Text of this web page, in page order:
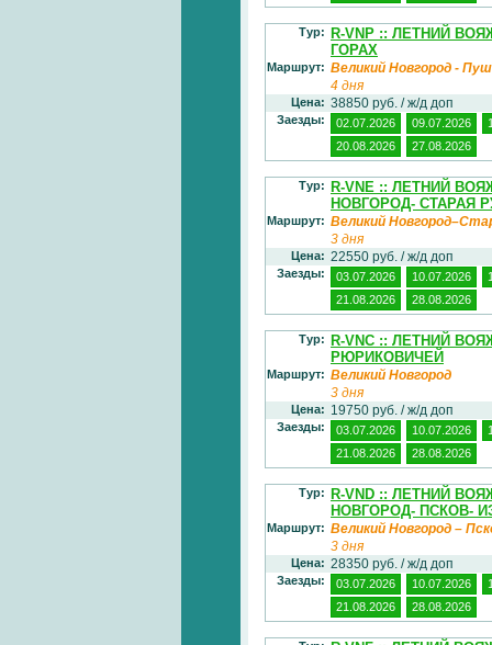
Тур: R-VNP :: ЛЕТНИЙ
ГОРАХ
Маршрут: Великий Новгород -
4 дня
Цена: 38850 руб. / ж/д доп
Заезды: 02.07.2026 09.07.2026
20.08.2026
27.08.2026
Тур: R-VNE :: ЛЕТНИЙ
НОВГОРОД- СТАРАЯ
Маршрут: Великий
3 дня
Цена: 22550 руб. / ж/д доп
Заезды: 03.07.2026 10.07.2026
21.08.2026
28.08.2026
Тур: R-VNC :: ЛЕТНИЙ
РЮРИКОВИЧЕЙ
Маршрут: Великий Новгород
3 дня
Цена: 19750 руб. / ж/д доп
Заезды: 03.07.2026 10.07.2026
21.08.2026
28.08.2026
Тур: R-VND :: ЛЕТНИЙ
НОВГОРОД- ПСКОВ-
Маршрут: Великий Новгород –
3 дня
Цена: 28350 руб. / ж/д доп
Заезды: 03.07.2026 10.07.2026
21.08.2026
28.08.2026